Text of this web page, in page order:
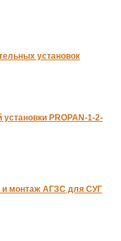
установок
PROPAN-1-2-
и монтаж АГЗС для СУГ